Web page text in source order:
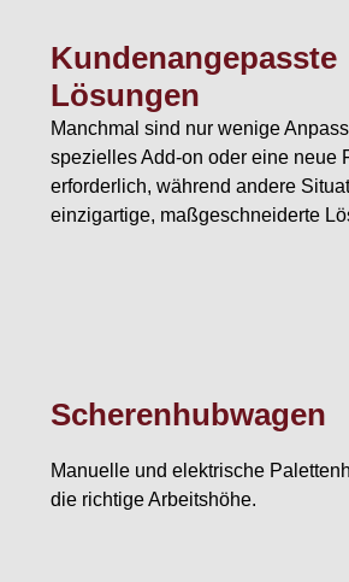
Kundenangepasste
Lösungen
Manchmal sind nur wenige
spezielles Add-on oder eine neue
erforderlich, während andere
einzigartige, maßgeschneiderte
Scherenhubwagen
Manuelle und elektrische
die richtige Arbeitshöhe.